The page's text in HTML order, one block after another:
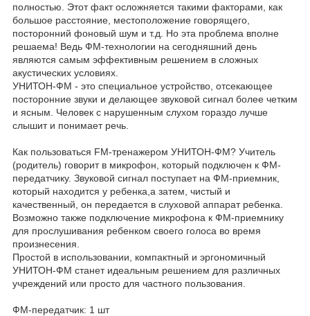
полностью. Этот факт осложняется такими факторами, как
большое расстояние, местоположение говорящего,
посторонний фоновый шум и т.д. Но эта проблема вполне
решаема! Ведь ФМ-технологии на сегодняшний день
являются самым эффективным решением в сложных
акустических условиях.
УНИТОН-ФМ - это специальное устройство, отсекающее
посторонние звуки и делающее звуковой сигнал более четким
и ясным. Человек с нарушенным слухом гораздо лучше
слышит и понимает речь.
Как пользоваться FM-тренажером УНИТОН-ФМ? Учитель
(родитель) говорит в микрофон, который подключен к ФМ-
передатчику. Звуковой сигнал поступает на ФМ-приемник,
который находится у ребенка,а затем, чистый и
качественный, он передается в слуховой аппарат ребенка.
Возможно также подключение микрофона к ФМ-приемнику
для прослушивания ребенком своего голоса во время
произнесения.
Простой в использовании, компактный и эргономичный
УНИТОН-ФМ станет идеальным решением для различных
учреждений или просто для частного пользования.
ФМ-передатчик: 1 шт